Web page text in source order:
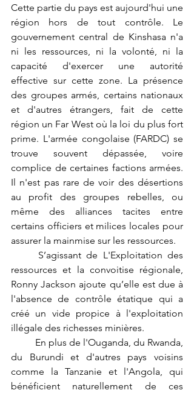
Cette partie du pays est aujourd'hui une
région hors de tout contrôle. Le
gouvernement central de Kinshasa n'a
ni les ressources, ni la volonté, ni la
capacité d'exercer une autorité
effective sur cette zone. La présence
des groupes armés, certains nationaux
et d'autres étrangers, fait de cette
région un Far West où la loi du plus fort
prime. L'armée congolaise (FARDC) se
trouve souvent dépassée, voire
complice de certaines factions armées.
Il n'est pas rare de voir des désertions
au profit des groupes rebelles, ou
même des alliances tacites entre
certains officiers et milices locales pour
assurer la mainmise sur les ressources.
ressources et la convoitise régionale,
Ronny Jackson ajoute qu’elle est due à
l'absence de contrôle étatique qui a
créé un vide propice à l'exploitation
illégale des richesses minières.
du Burundi et d'autres pays voisins
comme la Tanzanie et l'Angola, qui
bénéficient naturellement de ces